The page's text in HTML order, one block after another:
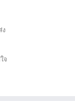
ง
จ